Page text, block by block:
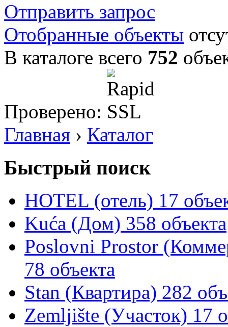
Отправить запрос
Отобранные объекты
В каталоге всего 752
Проверено:
Главная › Каталог
Быстрый поиск
HOTEL (отель) 17
Kuća (Дом) 358 объекта
Poslovni Prostor
78 объекта
Stan (Квартира) 282
Zemljište (Участок) 17